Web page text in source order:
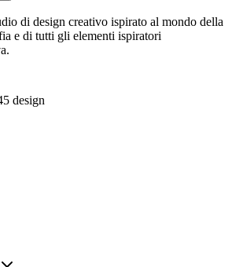
di design creativo ispirato al mondo della
e di tutti gli elementi ispiratori
design